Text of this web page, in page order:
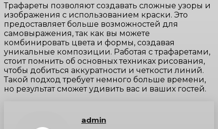
Трафареты позволяют создавать сложные узоры и
изображения с использованием краски. Это
предоставляет больше возможностей для
самовыражения, так как вы можете
комбинировать цвета и формы, создавая
уникальные композиции. Работая с трафаретами,
стоит помнить об основных техниках рисования,
чтобы добиться аккуратности и четкости линий.
Такой подход требует немного больше времени,
но результат сможет удивить вас и ваших гостей.
admin